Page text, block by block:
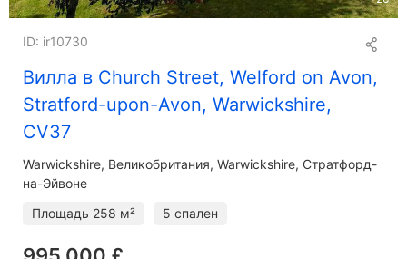
Вилла в Church Street, Welford on Avon,
Stratford-upon-Avon, Warwickshire,
CV37
ID: ir10730
Warwickshire Великобритания, Warwickshire, Стратфорд-
на-Эйвоне
Площадь 258 м² 5 спален